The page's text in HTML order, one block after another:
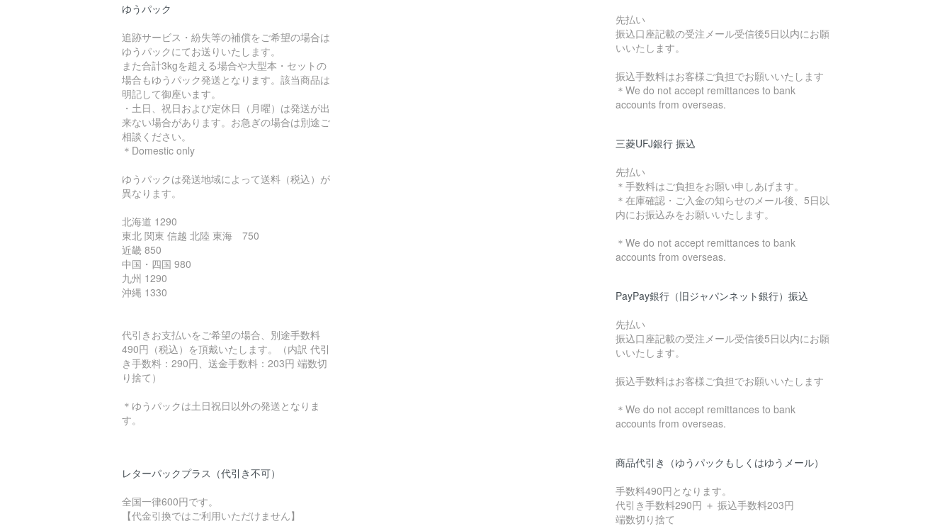
ゆうパック
追跡サービス・紛失等の補償をご希望の場合は
ゆうパックにてお送りいたします。
また合計3kgを超える場合や大型本・セットの
場合もゆうパック発送となります。該当商品は
明記して御座います。
・土日、祝日および定休日（月曜）は発送が出
来ない場合があります。お急ぎの場合は別途ご
相談ください。
＊Domestic only
ゆうパックは発送地域によって送料（税込）が
異なります。
北海道 1290
東北 関東 信越 北陸 東海 750
近畿 850
中国・四国 980
九州 1290
沖縄 1330
代引きお支払いをご希望の場合、別途手数料
490円（税込）を頂戴いたします。（内訳 代引
き手数料：290円、送金手数料：203円 端数切
り捨て）
＊ゆうパックは土日祝日以外の発送となりま
す。
レターパックプラス（代引き不可）
全国一律600円です。
【代金引換ではご利用いただけません】
先払い
振込口座記載の受注メール受信後5日以内にお願
いいたします。
振込手数料はお客様ご負担でお願いいたします
＊We do not accept remittances to bank
accounts from overseas.
三菱UFJ銀行 振込
先払い
＊手数料はご負担をお願い申しあげます。
＊在庫確認・ご入金の知らせのメール後、5日以
内にお振込みをお願いいたします。
＊We do not accept remittances to bank
accounts from overseas.
PayPay銀行（旧ジャパンネット銀行）振込
先払い
振込口座記載の受注メール受信後5日以内にお願
いいたします。
振込手数料はお客様ご負担でお願いいたします
＊We do not accept remittances to bank
accounts from overseas.
商品代引き（ゆうパックもしくはゆうメール）
手数料490円となります。
代引き手数料290円 ＋ 振込手数料203円
端数切り捨て